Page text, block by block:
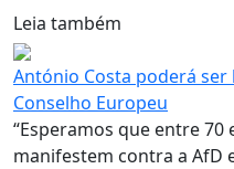
Leia também
António Costa poderá
Conselho Europeu
“Esperamos que entre 70
manifestem contra a AfD